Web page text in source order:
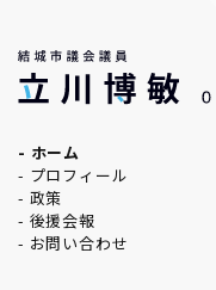
- ホーム
- プロフィール
- 政策
- 後援会報
- お問い合わせ